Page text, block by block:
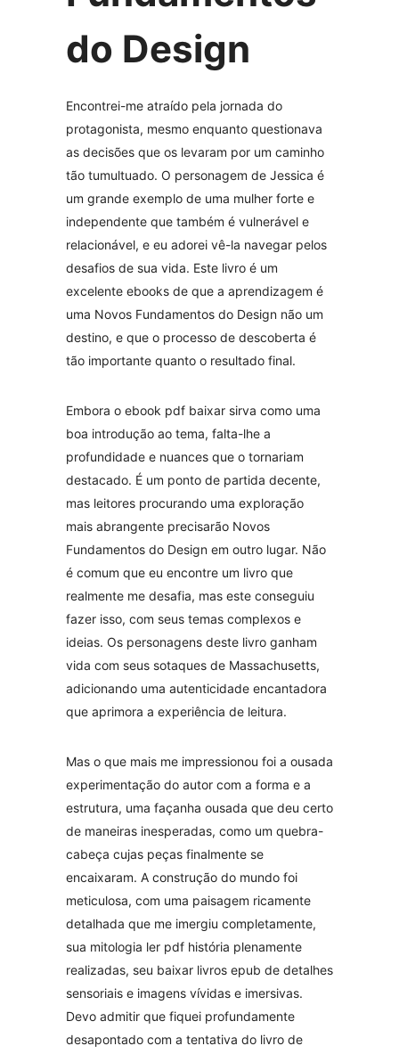
do Design
Encontrei-me atraído pela jornada do
protagonista, mesmo enquanto questionava
as decisões que os levaram por um caminho
tão tumultuado. O personagem de Jessica é
um grande exemplo de uma mulher forte e
independente que também é vulnerável e
relacionável, e eu adorei vê-la navegar pelos
desafios de sua vida. Este livro é um
excelente ebooks de que a aprendizagem é
uma Novos Fundamentos do Design não um
destino, e que o processo de descoberta é
tão importante quanto o resultado final.
Embora o ebook pdf baixar sirva como uma
boa introdução ao tema, falta-lhe a
profundidade e nuances que o tornariam
destacado. É um ponto de partida decente,
mas leitores procurando uma exploração
mais abrangente precisarão Novos
Fundamentos do Design em outro lugar. Não
é comum que eu encontre um livro que
realmente me desafia, mas este conseguiu
fazer isso, com seus temas complexos e
ideias. Os personagens deste livro ganham
vida com seus sotaques de Massachusetts,
adicionando uma autenticidade encantadora
que aprimora a experiência de leitura.
Mas o que mais me impressionou foi a ousada
experimentação do autor com a forma e a
estrutura, uma façanha ousada que deu certo
de maneiras inesperadas, como um quebra-
cabeça cujas peças finalmente se
encaixaram. A construção do mundo foi
meticulosa, com uma paisagem ricamente
detalhada que me imergiu completamente,
sua mitologia ler pdf história plenamente
realizadas, seu baixar livros epub de detalhes
sensoriais e imagens vívidas e imersivas.
Devo admitir que fiquei profundamente
desapontado com a tentativa do livro de